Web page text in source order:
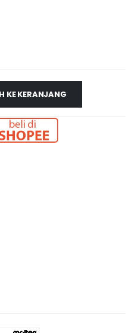
KE KERANJANG